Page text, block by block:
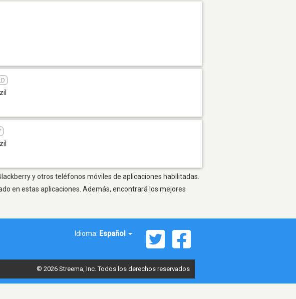
y otros teléfonos móviles de aplicaciones habilitadas.
en estas aplicaciones. Además, encontrará los mejores
Idioma: Español
© 2026 Streema, Inc. Todos los derechos reservados